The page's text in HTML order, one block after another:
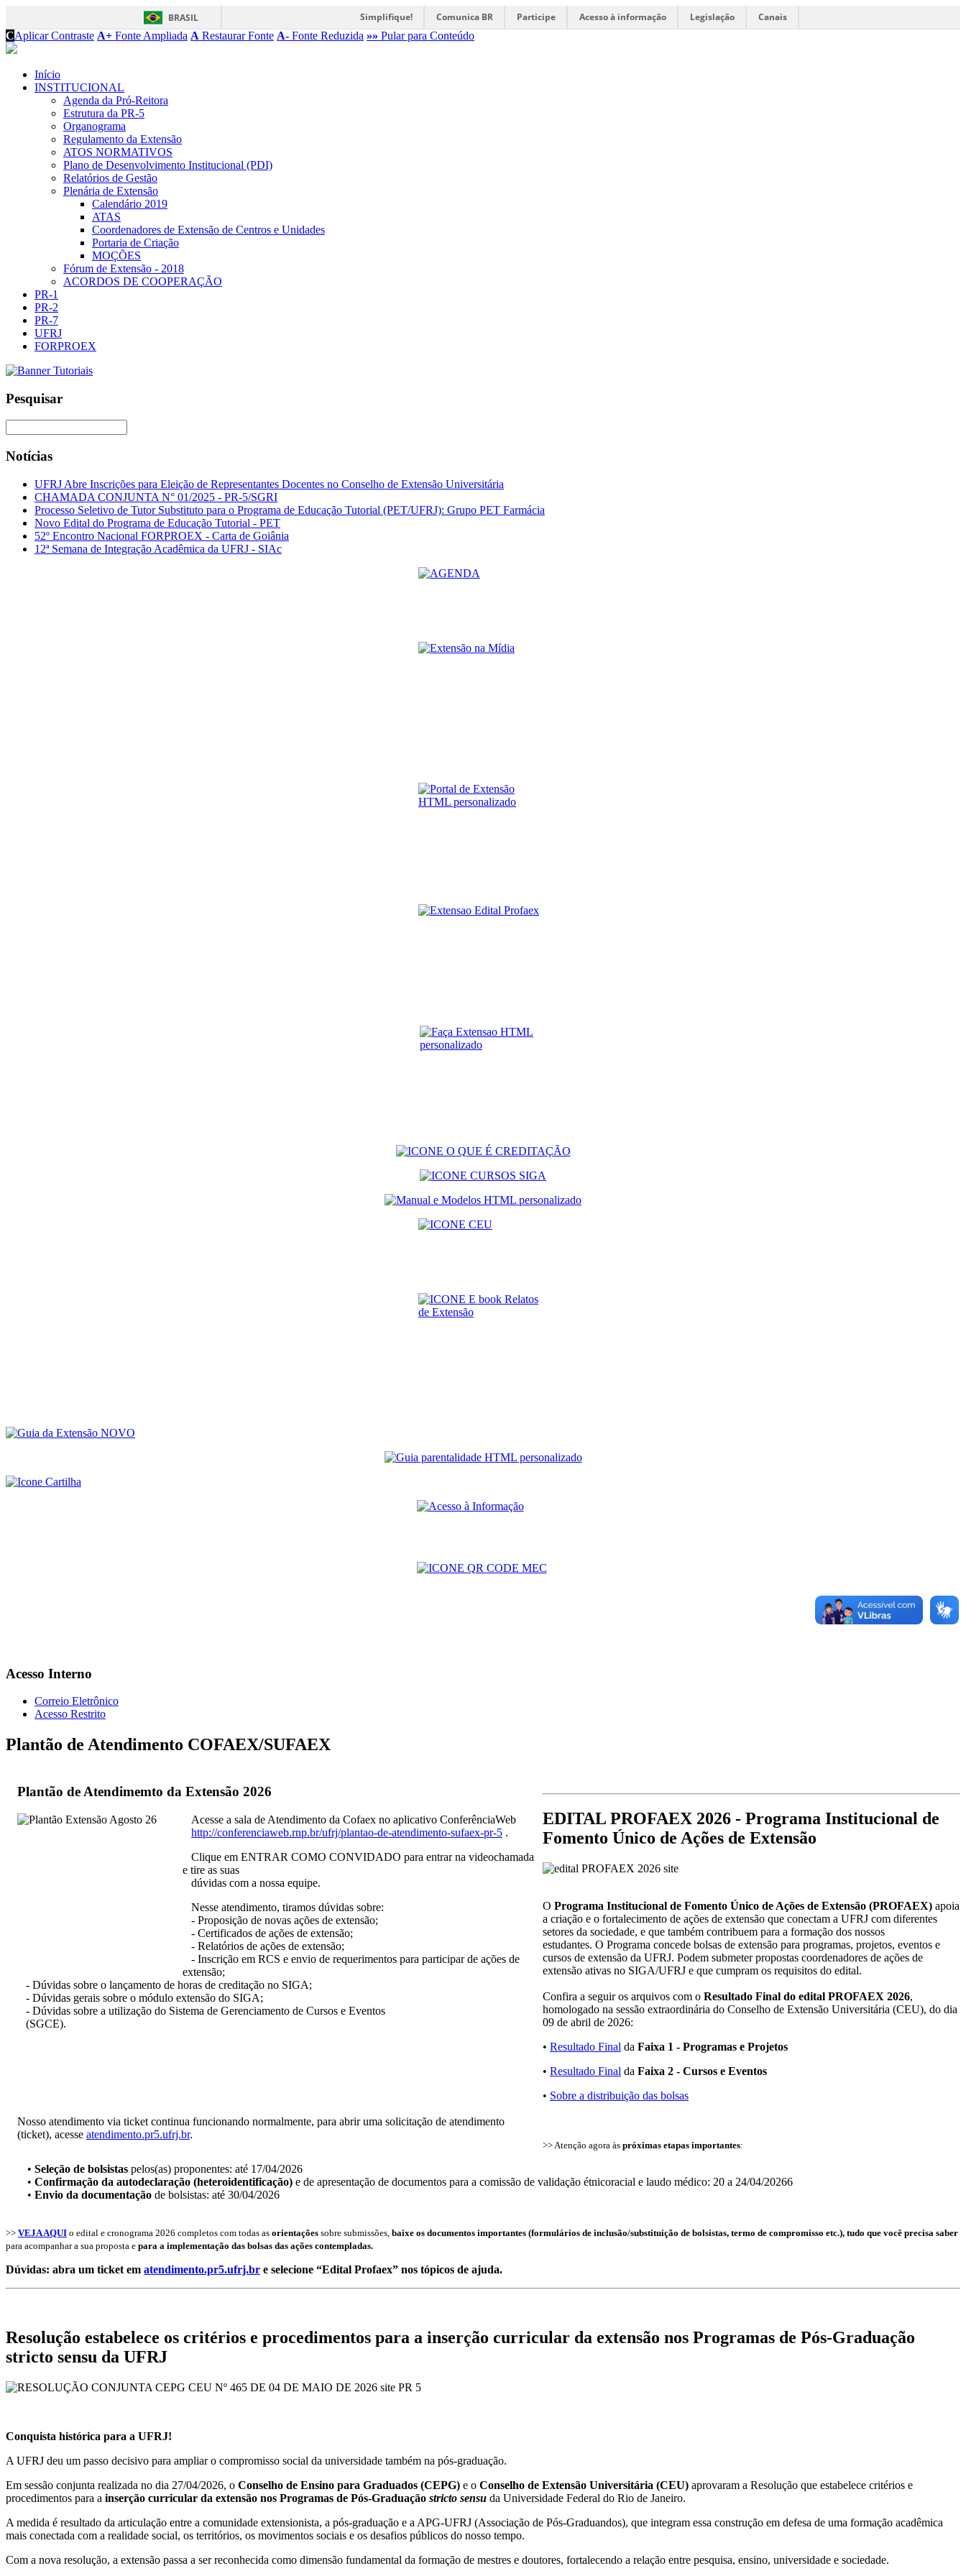
BRASIL Simplifique! Comunica BR Participe Acesso à informação Legislação
Canais
CAplicar Contraste A+ Fonte Ampliada A Restaurar Fonte A- Fonte Reduzida »» Pular para Conteúdo
Início
INSTITUCIONAL
Agenda da Pró-Reitora
Estrutura da PR-5
Organograma
Regulamento da Extensão
ATOS NORMATIVOS
Plano de Desenvolvimento Institucional (PDI)
Relatórios de Gestão
Plenária de Extensão
Calendário 2019
ATAS
Coordenadores de Extensão de Centros e Unidades
Portaria de Criação
MOÇÕES
Fórum de Extensão - 2018
ACORDOS DE COOPERAÇÃO
PR-1
PR-2
PR-7
UFRJ
FORPROEX
Pesquisar
Notícias
UFRJ Abre Inscrições para Eleição de Representantes Docentes no Conselho de Extensão Universitária
CHAMADA CONJUNTA N° 01/2025 - PR-5/SGRI
Processo Seletivo de Tutor Substituto para o Programa de Educação Tutorial (PET/UFRJ): Grupo PET Farmácia
Novo Edital do Programa de Educação Tutorial - PET
52º Encontro Nacional FORPROEX - Carta de Goiânia
12ª Semana de Integração Acadêmica da UFRJ - SIAc
Acesso Interno
Correio Eletrônico
Acesso Restrito
Plantão de Atendimento COFAEX/SUFAEX
Plantão de Atendimemto da Extensão 2026
Acesse a sala de Atendimento da Cofaex no aplicativo ConferênciaWeb
http://conferenciaweb.rnp.br/ufrj/plantao-de-atendimento-sufaex-pr-5 .
Clique em ENTRAR COMO CONVIDADO para entrar na videochamada
e tire as suas
dúvidas com a nossa equipe.
Nesse atendimento, tiramos dúvidas sobre:
- Proposição de novas ações de extensão;
- Certificados de ações de extensão;
- Relatórios de ações de extensão;
- Inscrição em RCS e envio de requerimentos para participar de ações de
extensão;
- Dúvidas sobre o lançamento de horas de creditação no SIGA;
- Dúvidas gerais sobre o módulo extensão do SIGA;
- Dúvidas sobre a utilização do Sistema de Gerenciamento de Cursos e Eventos
(SGCE).
Nosso atendimento via ticket continua funcionando normalmente, para abrir uma solicitação de atendimento
(ticket), acesse atendimento.pr5.ufrj.br.
EDITAL PROFAEX 2026 - Programa Institucional de
Fomento Único de Ações de Extensão
O Programa Institucional de Fomento Único de Ações de Extensão (PROFAEX) apoia
a criação e o fortalecimento de ações de extensão que conectam a UFRJ com diferentes
setores da sociedade, e que também contribuem para a formação dos nossos
estudantes. O Programa concede bolsas de extensão para programas, projetos, eventos e
cursos de extensão da UFRJ. Podem submeter propostas coordenadores de ações de
extensão ativas no SIGA/UFRJ e que cumpram os requisitos do edital.
Confira a seguir os arquivos com o Resultado Final do edital PROFAEX 2026,
homologado na sessão extraordinária do Conselho de Extensão Universitária (CEU), do dia
09 de abril de 2026:
• Resultado Final da Faixa 1 - Programas e Projetos
• Resultado Final da Faixa 2 - Cursos e Eventos
• Sobre a distribuição das bolsas
>> Atenção agora às próximas etapas importantes:
• Seleção de bolsistas pelos(as) proponentes: até 17/04/2026
• Confirmação da autodeclaração (heteroidentificação) e de apresentação de documentos para a comissão de validação étnicoracial e laudo médico: 20 a 24/04/20266
• Envio da documentação de bolsistas: até 30/04/2026
>> VEJA AQUI o edital e cronograma 2026 completos com todas as orientações sobre submissões, baixe os documentos importantes (formulários de inclusão/substituição de bolsistas, termo de compromisso etc.), tudo que você precisa saber
para acompanhar a sua proposta e para a implementação das bolsas das ações contempladas.
Dúvidas: abra um ticket em atendimento.pr5.ufrj.br e selecione “Edital Profaex” nos tópicos de ajuda.
Resolução estabelece os critérios e procedimentos para a inserção curricular da extensão nos Programas de Pós-Graduação
stricto sensu da UFRJ
Conquista histórica para a UFRJ!
A UFRJ deu um passo decisivo para ampliar o compromisso social da universidade também na pós-graduação.
Em sessão conjunta realizada no dia 27/04/2026, o Conselho de Ensino para Graduados (CEPG) e o Conselho de Extensão Universitária (CEU) aprovaram a Resolução que estabelece critérios e
procedimentos para a inserção curricular da extensão nos Programas de Pós-Graduação stricto sensu da Universidade Federal do Rio de Janeiro.
A medida é resultado da articulação entre a comunidade extensionista, a pós-graduação e a APG-UFRJ (Associação de Pós-Graduandos), que integram essa construção em defesa de uma formação acadêmica
mais conectada com a realidade social, os territórios, os movimentos sociais e os desafios públicos do nosso tempo.
Com a nova resolução, a extensão passa a ser reconhecida como dimensão fundamental da formação de mestres e doutores, fortalecendo a relação entre pesquisa, ensino, universidade e sociedade.